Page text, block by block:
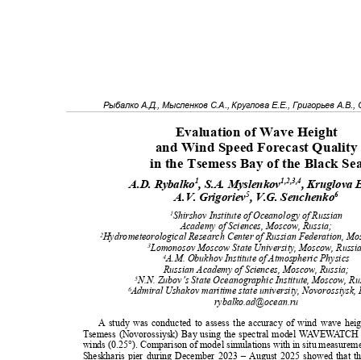
Рыбалко А.Д., Мысленков С.А., Круглова Е.Е., Григорьев А.В.,
Evaluation of Wave Height
and Wind Speed Forecast
in the Tsemess Bay of the Black
A.D. Rybalko1, S.A. Myslenkov1,2,3,4, Kruglova
A.V. Grigoriev5, V.G. Senchenko6
1Shirshov Institute of Oceanology of Russian
Academy of Sciences, Moscow, Russia;
2Hydrometeorological Research Center of Russian Federation,
3Lomonosov Moscow State University, Moscow,
4A.M. Obukhov Institute of Atmospheric Physics
Russian Academy of Sciences, Moscow, Russia;
5N.N. Zubov’s State Oceanographic Institute, Moscow,
6Admiral Ushakov maritime state university,
rybalko.ad@ocean.ru
A study was conducted to assess the accuracy of wind wave
Tsemess (Novorossiysk) Bay using the spectral model WAVEWAT
winds (0.25°). Comparison of model simulations with in situ
Sheskharis pier during December 2023 – August 2025 showed that